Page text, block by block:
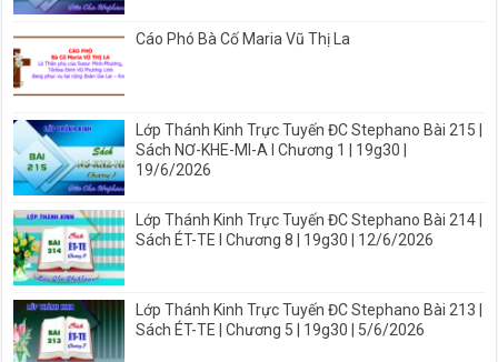
Cáo Phó Bà Cố Maria Vũ Thị La
Lớp Thánh Kinh Trực Tuyến ĐC Stephano Bài 215 |
Sách NƠ-KHE-MI-A I Chương 1 | 19g30 |
19/6/2026
Lớp Thánh Kinh Trực Tuyến ĐC Stephano Bài 214 |
Sách ÉT-TE I Chương 8 | 19g30 | 12/6/2026
Lớp Thánh Kinh Trực Tuyến ĐC Stephano Bài 213 |
Sách ÉT-TE | Chương 5 | 19g30 | 5/6/2026